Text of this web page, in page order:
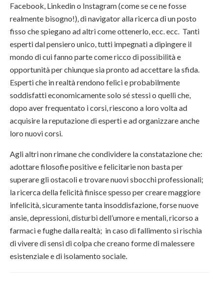
Facebook, Linkedin o Instagram (come se ce ne fosse
realmente bisogno!), di navigator alla ricerca di un posto
fisso che spiegano ad altri come ottenerlo, ecc. ecc. Tanti
esperti dal pensiero unico, tutti impegnati a dipingere il
mondo di cui fanno parte come ricco di possibilità e
opportunità per chiunque sia pronto ad accettare la sfida.
Esperti che in realtà rendono felici e probabilmente
soddisfatti economicamente solo sé stessi o quelli che,
dopo aver frequentato i corsi, riescono a loro volta ad
acquisire la reputazione di esperti e ad organizzare anche
loro nuovi corsi.
Agli altri non rimane che condividere la constatazione che:
adottare filosofie positive e felicitarie non basta per
superare gli ostacoli e trovare nuovi sbocchi professionali;
la ricerca della felicità finisce spesso per creare maggiore
infelicità, sicuramente tanta insoddisfazione, forse nuove
ansie, depressioni, disturbi dell’umore e mentali, ricorso a
farmaci e fughe dalla realtà; in caso di fallimento si rischia
di vivere di sensi di colpa che creano forme di malessere
esistenziale e di isolamento sociale.